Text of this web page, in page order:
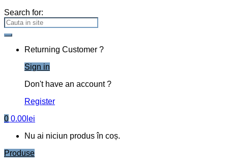
Search for:
Returning Customer ?
Sign in
Don't have an account ?
Register
0 0.00 lei
Nu ai niciun produs în coș.
Produse